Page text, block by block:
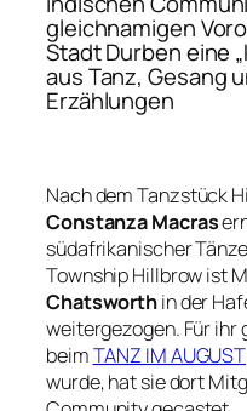
gleichnamigen
Stadt Durben eine
aus Tanz, Gesang
Erzählungen
Nach dem Tanzstück
Constanza Macras
südafrikanischer
Township Hillbrow ist
Chatsworthin der
weitergezogen. Für ihr
beimTANZ IM AUGUST
wurde, hat sie dort